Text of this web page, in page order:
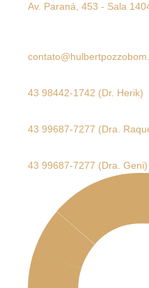
Av. Paraná, 453 - Sala
43 98442-1742 (Dr. Herik)
43 99687-7277 (Dra.
43 99687-7277 (Dra. Geni)